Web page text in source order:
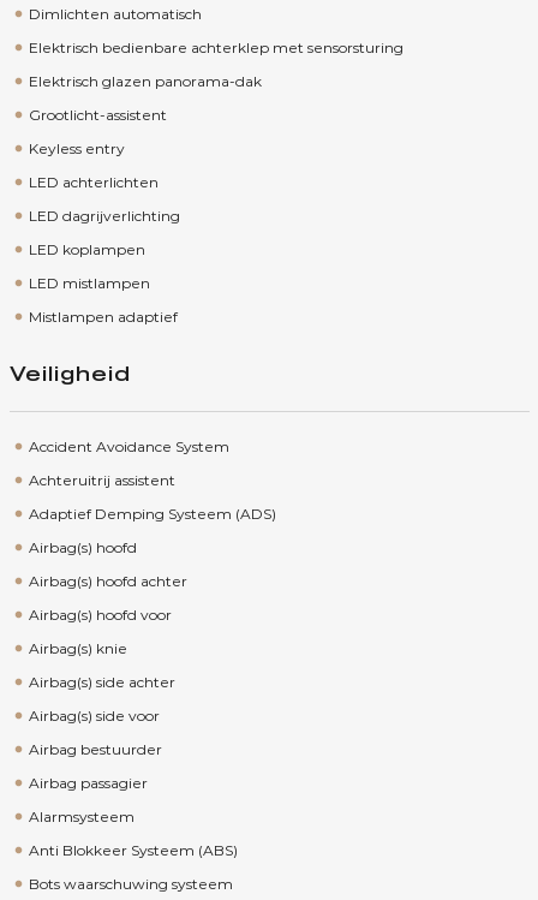
Dimlichten automatisch
Elektrisch bedienbare achterklep met sensorsturing
Elektrisch glazen panorama-dak
Grootlicht-assistent
Keyless entry
LED achterlichten
LED dagrijverlichting
LED koplampen
LED mistlampen
Mistlampen adaptief
Veiligheid
Accident Avoidance System
Achteruitrij assistent
Adaptief Demping Systeem (ADS)
Airbag(s) hoofd
Airbag(s) hoofd achter
Airbag(s) hoofd voor
Airbag(s) knie
Airbag(s) side achter
Airbag(s) side voor
Airbag bestuurder
Airbag passagier
Alarmsysteem
Anti Blokkeer Systeem (ABS)
Bots waarschuwing systeem